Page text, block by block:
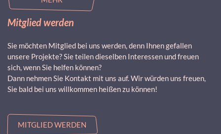
Mitglied werden
Sie möchten Mitglied bei uns werden, denn Ihnen gefallen
unsere Projekte? Sie teilen dieselben Interessen und freuen
sich, wenn Sie helfen können?
Dann nehmen Sie Kontakt mit uns auf. Wir würden uns freuen,
Sie bald bei uns willkommen heißen zu können!
MITGLIED WERDEN